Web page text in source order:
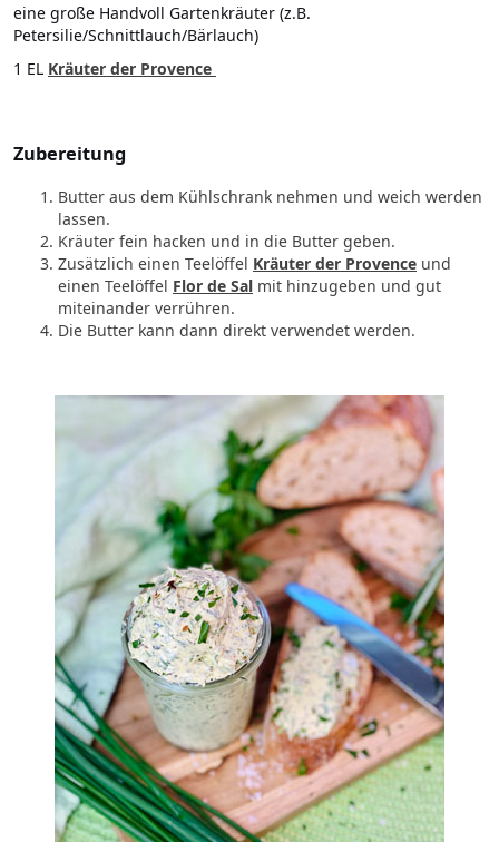
eine große Handvoll Gartenkräuter (z.B.
Petersilie/Schnittlauch/Bärlauch)
1 EL Kräuter der Provence
Zubereitung
Butter aus dem Kühlschrank nehmen und weich werden
lassen.
Kräuter fein hacken und in die Butter geben.
Zusätzlich einen Teelöffel Kräuter der Provence und
einen Teelöffel Flor de Sal mit hinzugeben und gut
miteinander verrühren.
Die Butter kann dann direkt verwendet werden.